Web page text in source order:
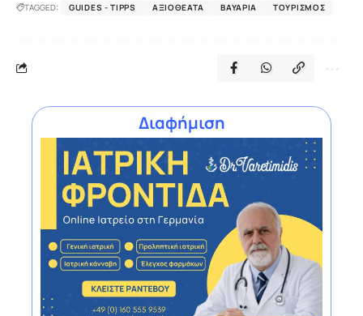
TAGGED: GUIDES - TIPPS ΑΞΙΟΘΈΑΤΑ ΒΑΥΑΡΊΑ ΤΟΥΡΙΣΜΌΣ
Διαφήμιση